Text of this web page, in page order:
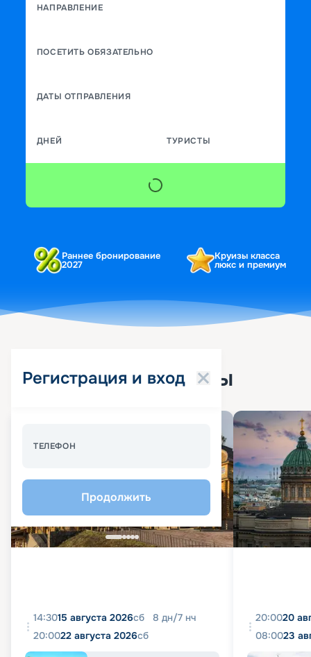
НАПРАВЛЕНИЕ
ПОСЕТИТЬ ОБЯЗАТЕЛЬНО
ДАТЫ ОТПРАВЛЕНИЯ
ДНЕЙ ТУРИСТЫ
Раннее бронирование
2027
Круизы класса
люкс и премиум
Регистрация и вход
ТЕЛЕФОН
Продолжить
Популярные круизы
14:3015 августа 2026сб 8 дн/7 нч
20:0022 августа 2026сб
20:0020
08:0023